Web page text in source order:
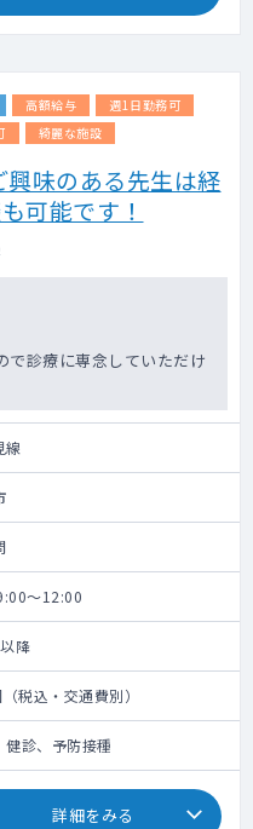
高額給与
週1日勤務可
綺麗な施設
味のある先生は経
可能です！
で診療に専念していただけ
線
～12:00
降
税込・交通費別）
健診、予防接種
詳細をみる